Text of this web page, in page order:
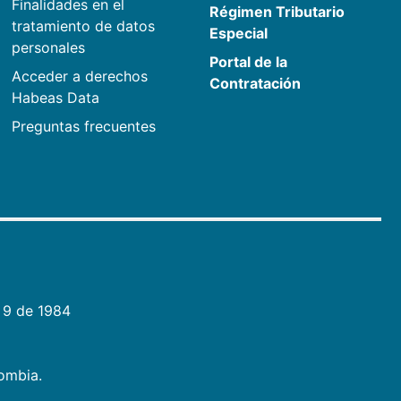
Finalidades en el
tratamiento de datos
personales
Acceder a derechos
Habeas Data
Preguntas frecuentes
Régimen Tributario
Especial
Portal de la
Contratación
de 1984